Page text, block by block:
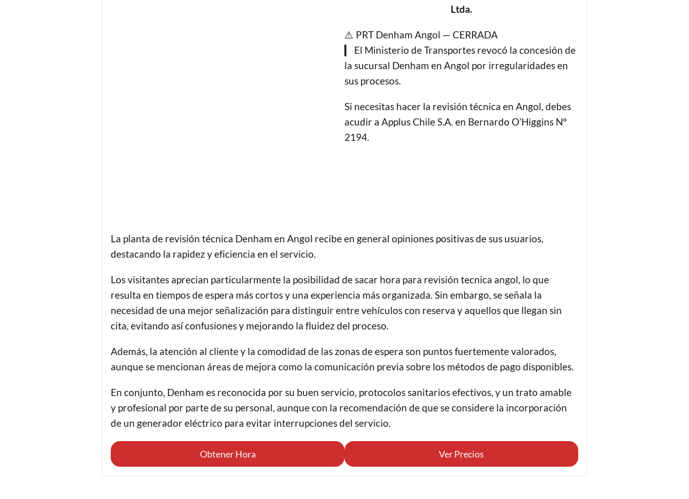
Ltda.
⚠️ PRT Denham Angol — CERRADA
▎ El Ministerio de Transportes revocó la concesión de
la sucursal Denham en Angol por irregularidades en
sus procesos.
Si necesitas hacer la revisión técnica en Angol, debes
acudir a Applus Chile S.A. en Bernardo O’Higgins N°
2194.
La planta de revisión técnica Denham en Angol recibe en general opiniones positivas de sus usuarios,
destacando la rapidez y eficiencia en el servicio.
Los visitantes aprecian particularmente la posibilidad de sacar hora para revisión tecnica angol, lo que
resulta en tiempos de espera más cortos y una experiencia más organizada. Sin embargo, se señala la
necesidad de una mejor señalización para distinguir entre vehículos con reserva y aquellos que llegan sin
cita, evitando así confusiones y mejorando la fluidez del proceso.
Además, la atención al cliente y la comodidad de las zonas de espera son puntos fuertemente valorados,
aunque se mencionan áreas de mejora como la comunicación previa sobre los métodos de pago disponibles.
En conjunto, Denham es reconocida por su buen servicio, protocolos sanitarios efectivos, y un trato amable
y profesional por parte de su personal, aunque con la recomendación de que se considere la incorporación
de un generador eléctrico para evitar interrupciones del servicio.
Obtener Hora Ver Precios